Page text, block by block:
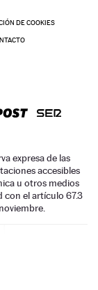
DE COOKIES
expresa de las
accesibles
u otros medios
con el artículo 67.3